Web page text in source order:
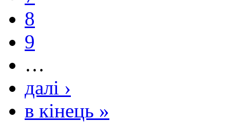
8
9
…
далі ›
в кінець »